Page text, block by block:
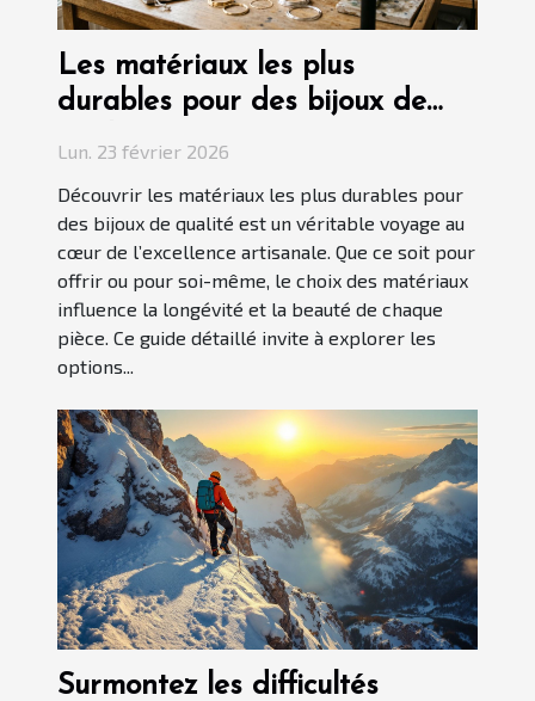
Les matériaux les plus
durables pour des bijoux de
qualité
Lun. 23 février 2026
Découvrir les matériaux les plus durables pour
des bijoux de qualité est un véritable voyage au
cœur de l’excellence artisanale. Que ce soit pour
offrir ou pour soi-même, le choix des matériaux
influence la longévité et la beauté de chaque
pièce. Ce guide détaillé invite à explorer les
options...
Surmontez les difficultés